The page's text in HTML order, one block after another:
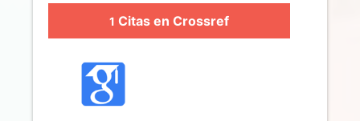
1 Citas en Crossref